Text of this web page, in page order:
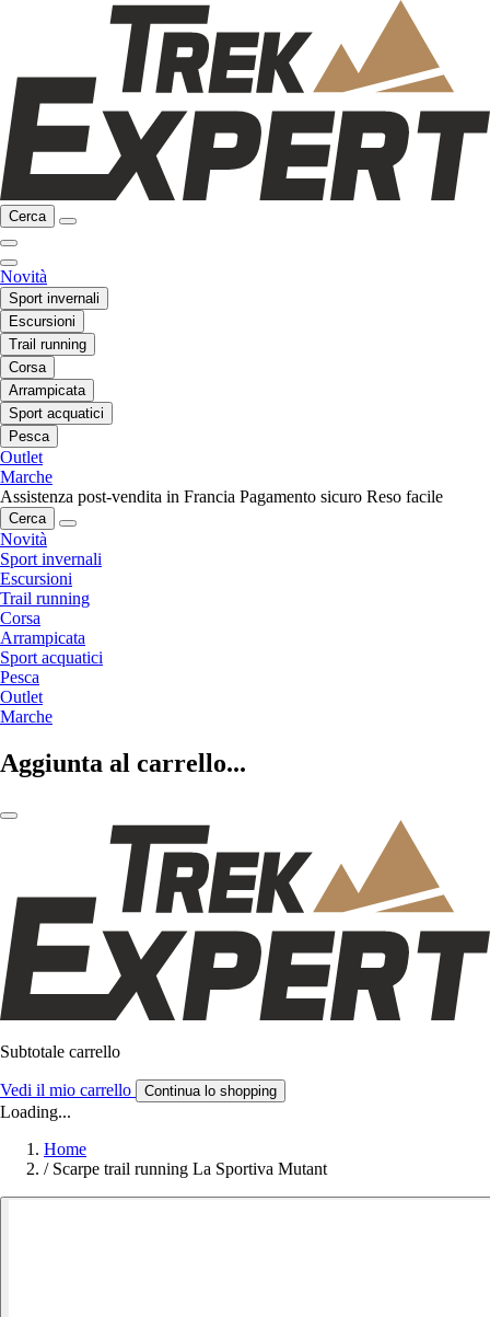
Cerca
Novità
Sport invernali
Escursioni
Trail running
Corsa
Arrampicata
Sport acquatici
Pesca
Outlet
Marche
Assistenza post-vendita in Francia Pagamento sicuro Reso facile
Cerca
Novità
Sport invernali
Escursioni
Trail running
Corsa
Arrampicata
Sport acquatici
Pesca
Outlet
Marche
Aggiunta al carrello...
Subtotale carrello
Vedi il mio carrello Continua lo shopping
Loading...
Home
/ Scarpe trail running La Sportiva Mutant